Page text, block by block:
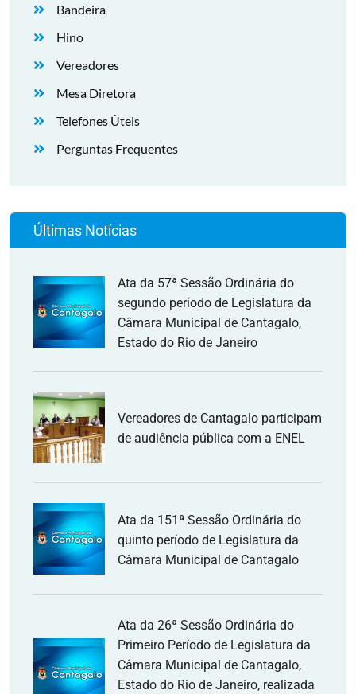
Bandeira
Hino
Vereadores
Mesa Diretora
Telefones Úteis
Perguntas Frequentes
Últimas Notícias
Ata da 57ª Sessão Ordinária do
segundo período de Legislatura da
Câmara Municipal de Cantagalo,
Estado do Rio de Janeiro
Vereadores de Cantagalo participam
de audiência pública com a ENEL
Ata da 151ª Sessão Ordinária do
quinto período de Legislatura da
Câmara Municipal de Cantagalo
Ata da 26ª Sessão Ordinária do
Primeiro Período de Legislatura da
Câmara Municipal de Cantagalo,
Estado do Rio de Janeiro, realizada